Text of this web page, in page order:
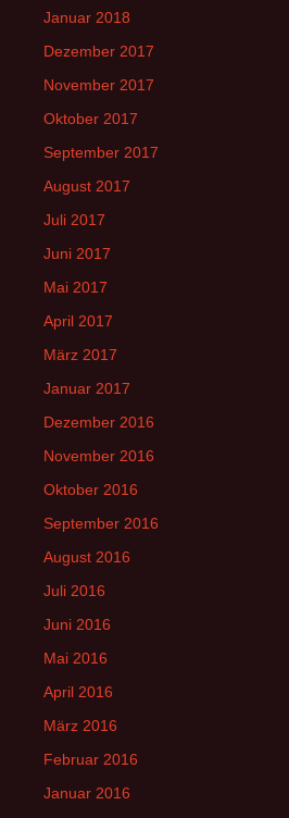
Januar 2018
Dezember 2017
November 2017
Oktober 2017
September 2017
August 2017
Juli 2017
Juni 2017
Mai 2017
April 2017
März 2017
Januar 2017
Dezember 2016
November 2016
Oktober 2016
September 2016
August 2016
Juli 2016
Juni 2016
Mai 2016
April 2016
März 2016
Februar 2016
Januar 2016